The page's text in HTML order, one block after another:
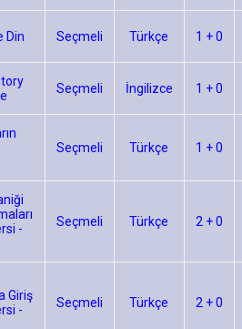
Din Seçmeli Türkçe 1 + 0
Seçmeli İngilizce 1 + 0
Seçmeli Türkçe 1 + 0
-
Seçmeli Türkçe 2 + 0
Giriş
-
Seçmeli Türkçe 2 + 0